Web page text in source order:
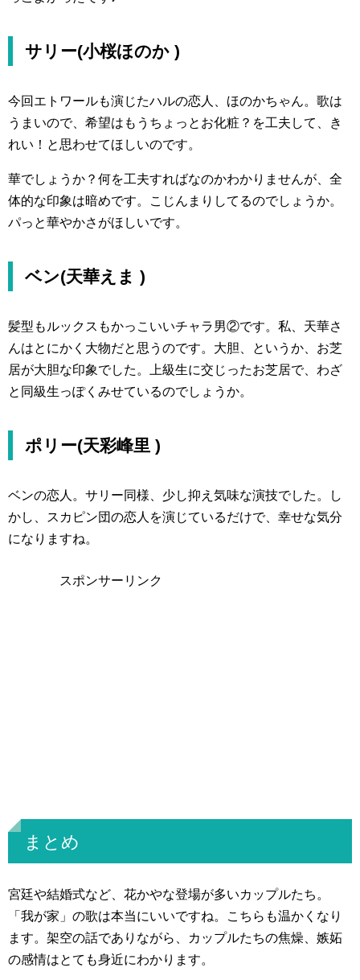
サリー(小桜ほのか )
今回エトワールも演じたハルの恋人、ほのかちゃん。歌は
うまいので、希望はもうちょっとお化粧？を工夫して、き
れい！と思わせてほしいのです。
華でしょうか？何を工夫すればなのかわかりませんが、全
体的な印象は暗めです。こじんまりしてるのでしょうか。
パっと華やかさがほしいです。
ベン(天華えま )
髪型もルックスもかっこいいチャラ男②です。私、天華さ
んはとにかく大物だと思うのです。大胆、というか、お芝
居が大胆な印象でした。上級生に交じったお芝居で、わざ
と同級生っぽくみせているのでしょうか。
ポリー(天彩峰里 )
ベンの恋人。サリー同様、少し抑え気味な演技でした。し
かし、スカピン団の恋人を演じているだけで、幸せな気分
になりますね。
スポンサーリンク
まとめ
宮廷や結婚式など、花かやな登場が多いカップルたち。
「我が家」の歌は本当にいいですね。こちらも温かくなり
ます。架空の話でありながら、カップルたちの焦燥、嫉妬
の感情はとても身近にわかります。